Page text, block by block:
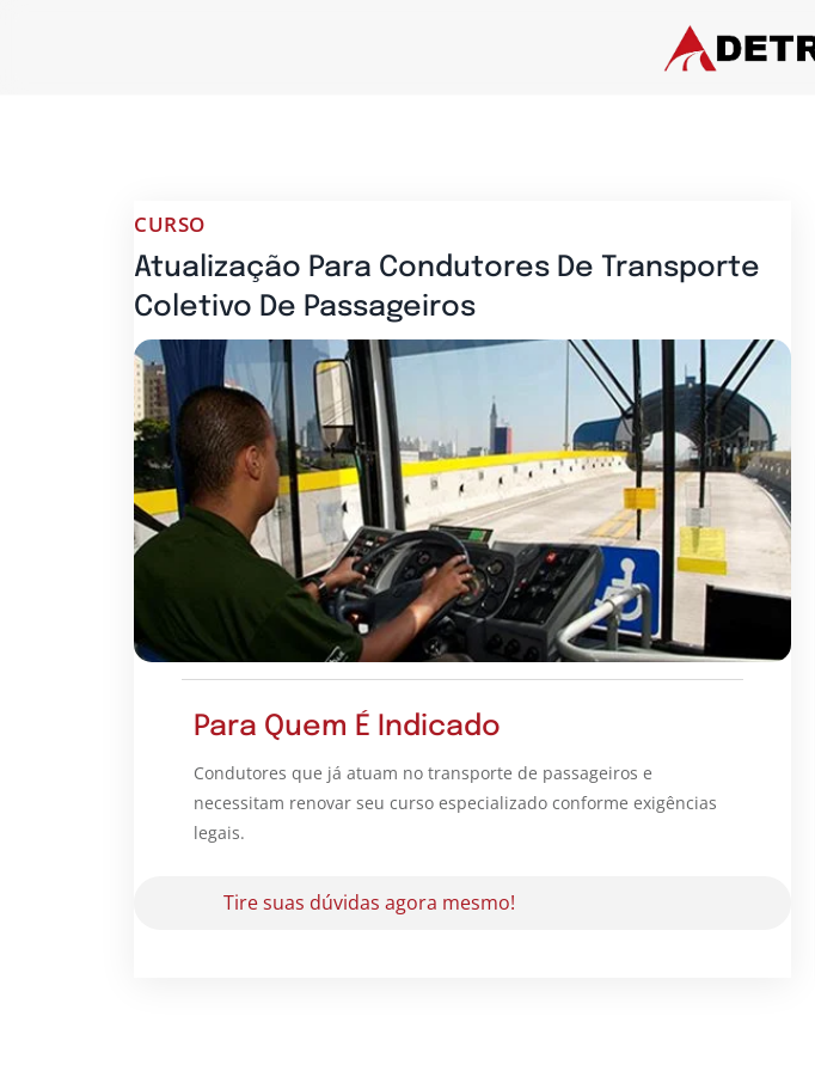
CURSO
Atualização Para Condutores De Transporte
Coletivo De Passageiros
Para Quem É Indicado
Condutores que já atuam no transporte de passageiros e
necessitam renovar seu curso especializado conforme exigências
legais.
Tire suas dúvidas agora mesmo!